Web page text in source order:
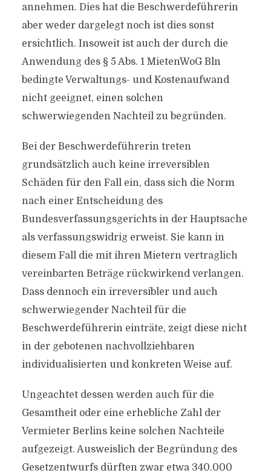
annehmen. Dies hat die Beschwerdeführerin
aber weder dargelegt noch ist dies sonst
ersichtlich. Insoweit ist auch der durch die
Anwendung des § 5 Abs. 1 MietenWoG Bln
bedingte Verwaltungs- und Kostenaufwand
nicht geeignet, einen solchen
schwerwiegenden Nachteil zu begründen.
Bei der Beschwerdeführerin treten
grundsätzlich auch keine irreversiblen
Schäden für den Fall ein, dass sich die Norm
nach einer Entscheidung des
Bundesverfassungsgerichts in der Hauptsache
als verfassungswidrig erweist. Sie kann in
diesem Fall die mit ihren Mietern vertraglich
vereinbarten Beträge rückwirkend verlangen.
Dass dennoch ein irreversibler und auch
schwerwiegender Nachteil für die
Beschwerdeführerin einträte, zeigt diese nicht
in der gebotenen nachvollziehbaren
individualisierten und konkreten Weise auf.
Ungeachtet dessen werden auch für die
Gesamtheit oder eine erhebliche Zahl der
Vermieter Berlins keine solchen Nachteile
aufgezeigt. Ausweislich der Begründung des
Gesetzentwurfs dürften zwar etwa 340.000